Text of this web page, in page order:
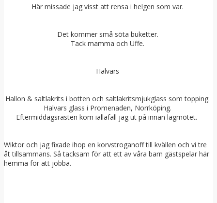
Här missade jag visst att rensa i helgen som var.
Det kommer små söta buketter.
Tack mamma och Uffe.
Halvars
Hallon & saltlakrits i botten och saltlakritsmjukglass som topping.
Halvars glass i Promenaden, Norrköping.
Eftermiddagsrasten kom iallafall jag ut på innan lagmötet.
Wiktor och jag fixade ihop en korvstroganoff till kvällen och vi tre
åt tillsammans. Så tacksam för att ett av våra barn gästspelar här
hemma för att jobba.